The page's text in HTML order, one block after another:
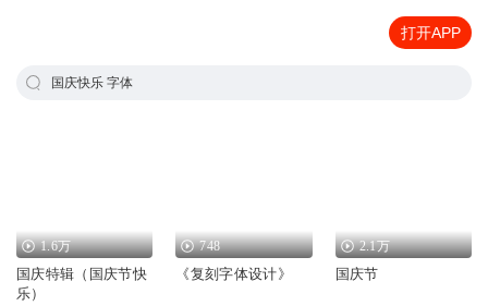
打开APP
国庆快乐 字体
1.6万
国庆特辑（国庆节快
乐）
748
《复刻字体设计》
2.1万
国庆节